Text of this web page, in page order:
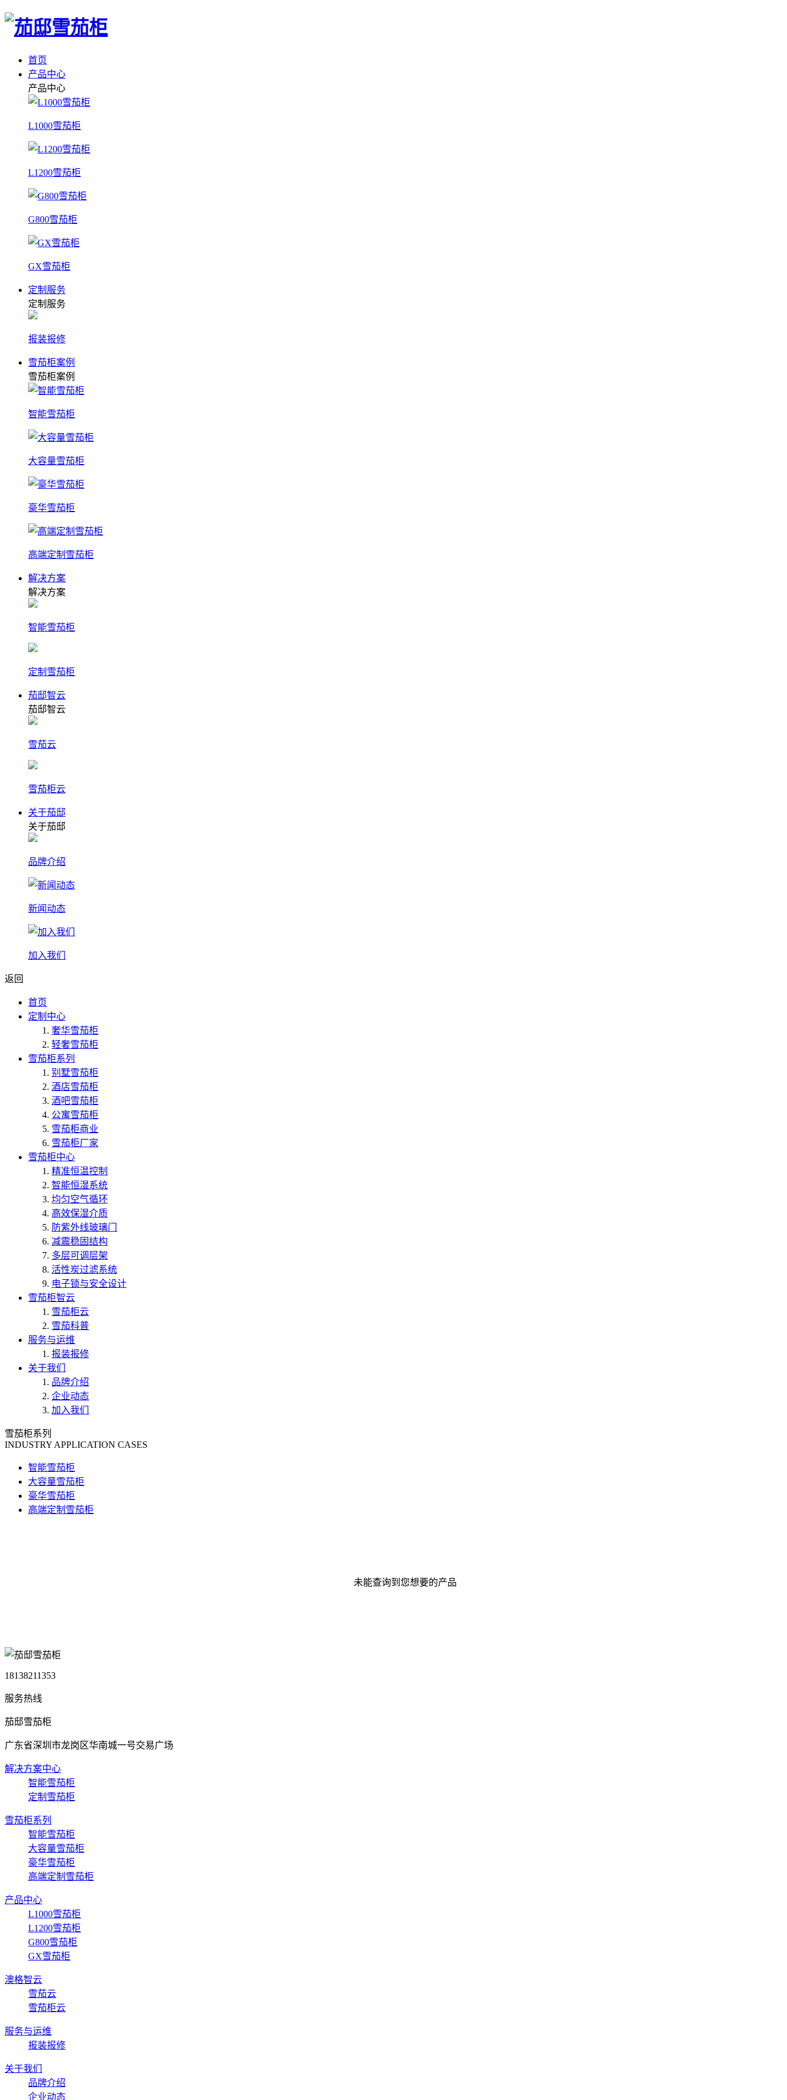
首页
产品中心
产品中心
L1000雪茄柜
L1200雪茄柜
G800雪茄柜
GX雪茄柜
定制服务
定制服务
报装报修
雪茄柜案例
雪茄柜案例
智能雪茄柜
大容量雪茄柜
豪华雪茄柜
高端定制雪茄柜
解决方案
解决方案
智能雪茄柜
定制雪茄柜
茄邸智云
茄邸智云
雪茄云
雪茄柜云
关于茄邸
关于茄邸
品牌介绍
新闻动态
加入我们
返回
首页
定制中心
奢华雪茄柜
轻奢雪茄柜
雪茄柜系列
别墅雪茄柜
酒店雪茄柜
酒吧雪茄柜
公寓雪茄柜
雪茄柜商业
雪茄柜厂家
雪茄柜中心
精准恒温控制
智能恒湿系统
均匀空气循环
高效保湿介质
防紫外线玻璃门
减震稳固结构
多层可调层架
活性炭过滤系统
电子锁与安全设计
雪茄柜智云
雪茄柜云
雪茄科普
服务与运维
报装报修
关于我们
品牌介绍
企业动态
加入我们
雪茄柜系列
INDUSTRY APPLICATION CASES
智能雪茄柜
大容量雪茄柜
豪华雪茄柜
高端定制雪茄柜
未能查询到您想要的产品
18138211353
服务热线
茄邸雪茄柜
广东省深圳市龙岗区华南城一号交易广场
解决方案中心
智能雪茄柜
定制雪茄柜
雪茄柜系列
智能雪茄柜
大容量雪茄柜
豪华雪茄柜
高端定制雪茄柜
产品中心
L1000雪茄柜
L1200雪茄柜
G800雪茄柜
GX雪茄柜
澳格智云
雪茄云
雪茄柜云
服务与运维
报装报修
关于我们
品牌介绍
企业动态